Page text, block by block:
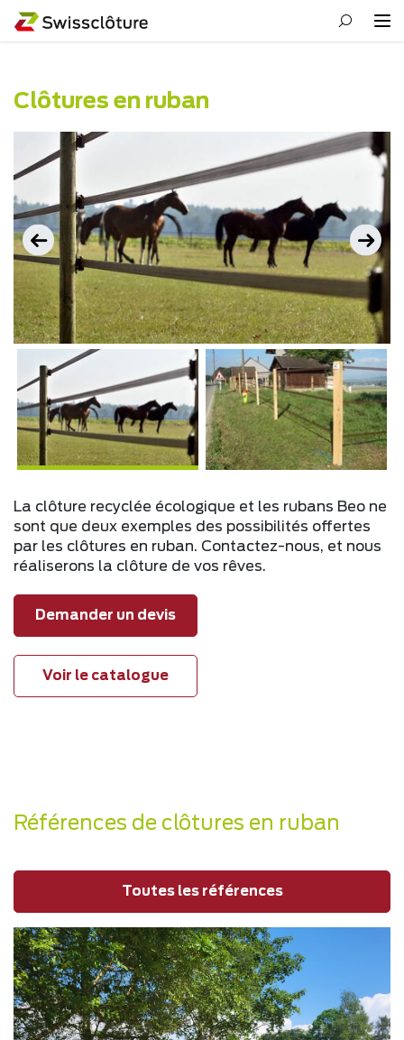
Clôtures en ruban
La clôture recyclée écologique et les rubans Beo ne
sont que deux exemples des possibilités offertes
par les clôtures en ruban. Contactez-nous, et nous
réaliserons la clôture de vos rêves.
Demander un devis
Voir le catalogue
Références de clôtures en ruban
Toutes les références